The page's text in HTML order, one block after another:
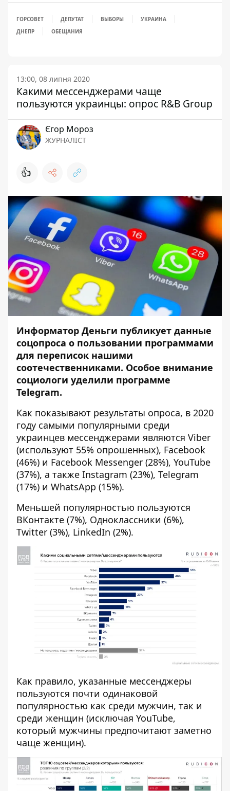
ГОРСОВЕТ ДЕПУТАТ ВЫБОРЫ
УКРАИНА
ДНЕПР
ОБЕЩАНИЯ
13:00, 08 липня 2020
Какими мессенджерами чаще
пользуются украинцы: опрос R&B Group
Єгор Мороз
ЖУРНАЛІСТ
👍
Информатор Деньги публикует данные
соцопроса о пользовании программами
для переписок нашими
соотечественниками. Особое внимание
социологи уделили программе
Telegram.
Как показывают результаты опроса, в 2020
году самыми популярными среди
украинцев мессенджерами являются Viber
(используют 55% опрошенных), Facebook
(46%) и Facebook Messenger (28%), YouTube
(37%), а также Instagram (23%), Telegram
(17%) и WhatsApp (15%).
Меньшей популярностью пользуются
ВКонтакте (7%), Одноклассники (6%),
Twitter (3%), LinkedIn (2%).
Как правило, указанные мессенджеры
пользуются почти одинаковой
популярностью как среди мужчин, так и
среди женщин (исключая YouTube,
который мужчины предпочитают заметно
чаще женщин).